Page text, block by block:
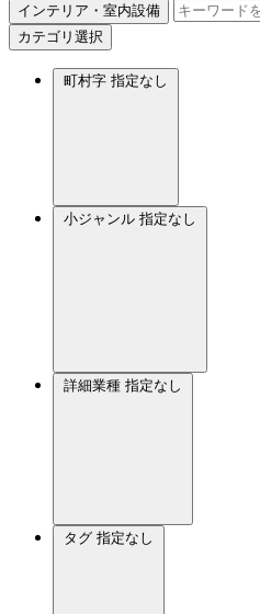
インテリア・室内設備
カテゴリ選択
町村字 指定なし
小ジャンル 指定なし
詳細業種 指定なし
タグ 指定なし